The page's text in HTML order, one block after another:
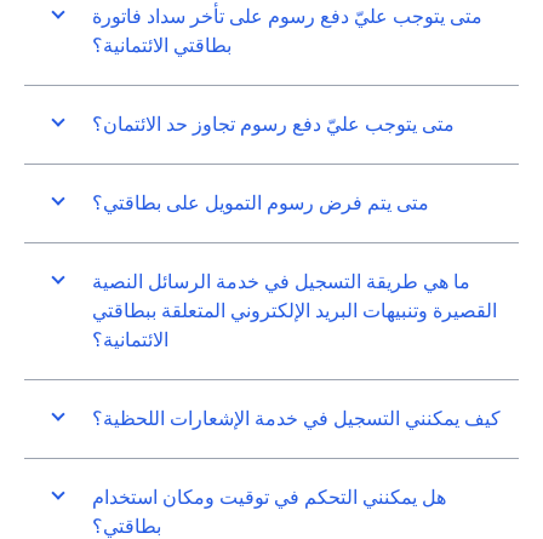
متى يتوجب عليّ دفع رسوم على تأخر سداد فاتورة
بطاقتي الائتمانية؟
متى يتوجب عليّ دفع رسوم تجاوز حد الائتمان؟
متى يتم فرض رسوم التمويل على بطاقتي؟
ما هي طريقة التسجيل في خدمة الرسائل النصية
القصيرة وتنبيهات البريد الإلكتروني المتعلقة ببطاقتي
الائتمانية؟
كيف يمكنني التسجيل في خدمة الإشعارات اللحظية؟
هل يمكنني التحكم في توقيت ومكان استخدام
بطاقتي؟